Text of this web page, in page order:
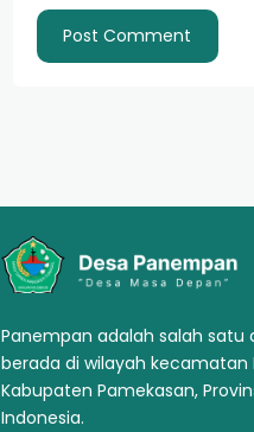
Panempan adalah salah satu
berada di wilayah kecamatan
Kabupaten Pamekasan,
Indonesia.